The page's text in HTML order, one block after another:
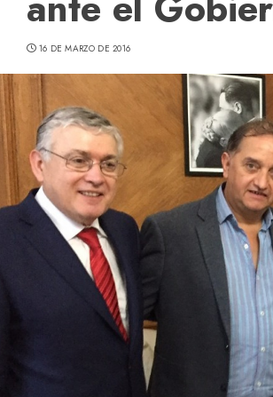
16 DE MARZO DE 2016